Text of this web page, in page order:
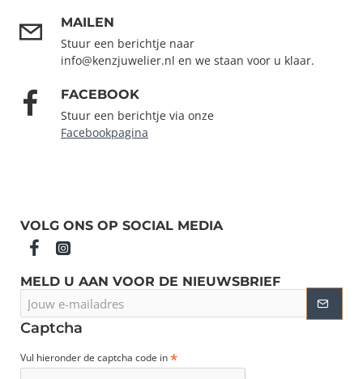
MAILEN
Stuur een berichtje naar
info@kenzjuwelier.nl en we staan voor u klaar.
FACEBOOK
Stuur een berichtje via onze
Facebookpagina
VOLG ONS OP SOCIAL MEDIA
MELD U AAN VOOR DE NIEUWSBRIEF
e-
mailadres
Captcha
Vul hieronder de captcha code in